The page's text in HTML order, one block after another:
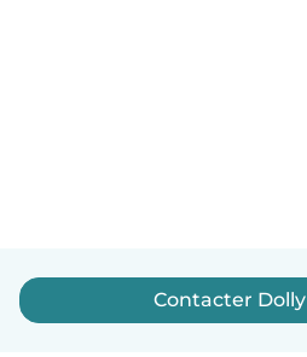
Contacter Dolly